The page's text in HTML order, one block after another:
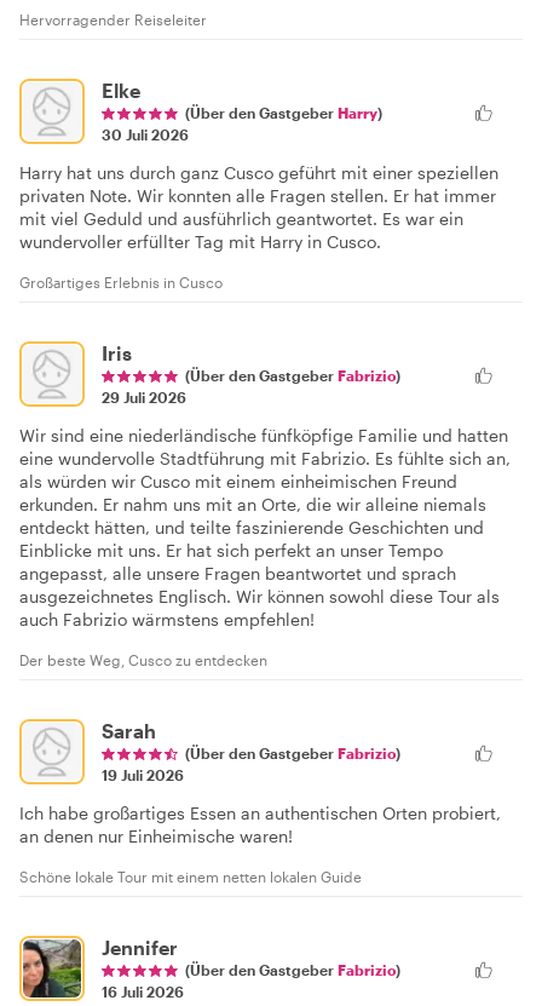
Hervorragender Reiseleiter
Elke
(Über den Gastgeber Harry)
30 Juli 2026
Harry hat uns durch ganz Cusco geführt mit einer speziellen
privaten Note. Wir konnten alle Fragen stellen. Er hat immer
mit viel Geduld und ausführlich geantwortet. Es war ein
wundervoller erfüllter Tag mit Harry in Cusco.
Großartiges Erlebnis in Cusco
Iris
(Über den Gastgeber Fabrizio)
29 Juli 2026
Wir sind eine niederländische fünfköpfige Familie und hatten
eine wundervolle Stadtführung mit Fabrizio. Es fühlte sich an,
als würden wir Cusco mit einem einheimischen Freund
erkunden. Er nahm uns mit an Orte, die wir alleine niemals
entdeckt hätten, und teilte faszinierende Geschichten und
Einblicke mit uns. Er hat sich perfekt an unser Tempo
angepasst, alle unsere Fragen beantwortet und sprach
ausgezeichnetes Englisch. Wir können sowohl diese Tour als
auch Fabrizio wärmstens empfehlen!
Der beste Weg, Cusco zu entdecken
Sarah
(Über den Gastgeber Fabrizio)
19 Juli 2026
Ich habe großartiges Essen an authentischen Orten probiert,
an denen nur Einheimische waren!
Schöne lokale Tour mit einem netten lokalen Guide
Jennifer
(Über den Gastgeber Fabrizio)
16 Juli 2026